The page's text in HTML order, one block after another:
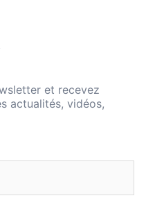
et recevez
actualités, vidéos,